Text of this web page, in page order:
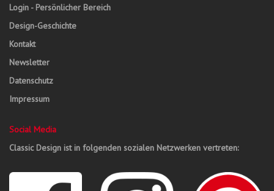
Login - Persönlicher Bereich
Design-Geschichte
Kontakt
Newsletter
Datenschutz
Impressum
Social Media
Classic Design ist in folgenden sozialen Netzwerken vertreten: